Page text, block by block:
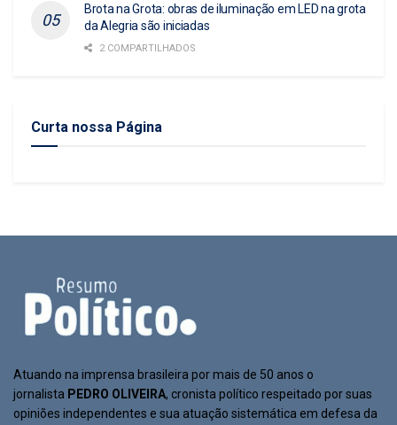
Brota na Grota: obras de iluminação em LED na grota
da Alegria são iniciadas
2 COMPARTILHADOS
Curta nossa Página
Atuando na imprensa brasileira por mais de 50 anos o
jornalista PEDRO OLIVEIRA, cronista político respeitado por suas
opiniões independentes e sua atuação sistemática em defesa da